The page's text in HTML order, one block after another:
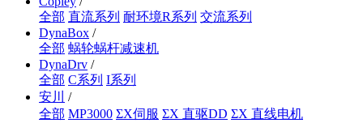
全部 直流系列 耐环境R系列 交流系列
DynaBox /
全部 蜗轮蜗杆减速机
DynaDrv /
全部 C系列 I系列
安川
/
全部 MP3000 ΣX伺服 ΣX 直驱DD ΣX 直线电机